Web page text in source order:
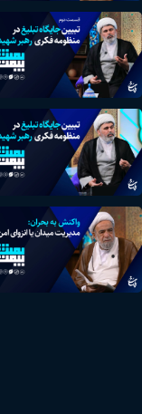
تبیین جایگاه
رفیعی |
تبیین
رفیعی
واکنش به
نجم الدین